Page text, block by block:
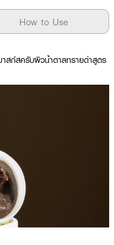
How to Use
าสก์สครับผิวน้ำตาลทรายดำสูตร